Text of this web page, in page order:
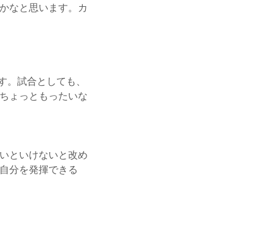
なと思います。カ
試合としても、
ょっともったいな
といけないと改め
分を発揮できる